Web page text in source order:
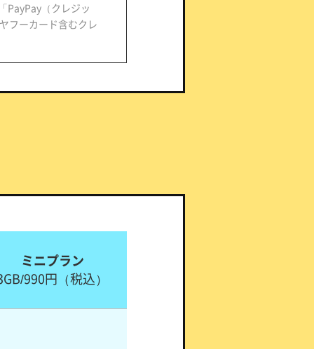
PayPay（クレジッ
フーカード含むクレ
ミニプラン
990円 （税込）